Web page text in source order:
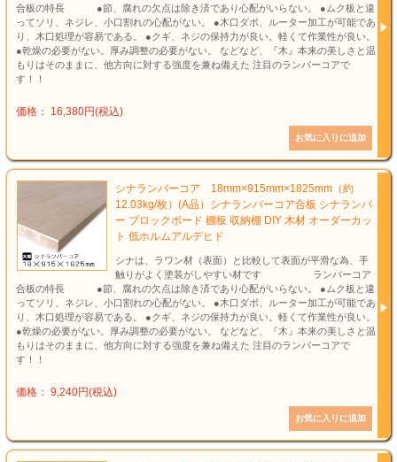
合板の特長 ●節、腐れの欠点は除き済であり心配がいらない。 ●ムク板と違
ってソリ、ネジレ、小口割れの心配がない。 ●木口ダボ、ルーター加工が可能であ
り、木口処理が容易である。 ●クギ、ネジの保持力が良い。軽くて作業性が良い。
●乾燥の必要がない。厚み調整の必要がない。 などなど、『木』本来の美しさと温
もりはそのままに、他方向に対する強度を兼ね備えた 注目のランバーコアで
す！！
価格： 16,380円(税込)
シナランバーコア 18mm×915mm×1825mm（約
12.03kg/枚）(A品）シナランバーコア合板 シナランバ
ー ブロックボード 棚板 収納棚 DIY 木材 オーダーカッ
ト 低ホルムアルデヒド
シナは、ラワン材（表面）と比較して表面が平滑な為、手
触りがよく塗装がしやすい材です ランバーコア
合板の特長 ●節、腐れの欠点は除き済であり心配がいらない。 ●ムク板と違
ってソリ、ネジレ、小口割れの心配がない。 ●木口ダボ、ルーター加工が可能であ
り、木口処理が容易である。 ●クギ、ネジの保持力が良い。軽くて作業性が良い。
●乾燥の必要がない。厚み調整の必要がない。 などなど、『木』本来の美しさと温
もりはそのままに、他方向に対する強度を兼ね備えた 注目のランバーコアで
す！！
価格： 9,240円(税込)